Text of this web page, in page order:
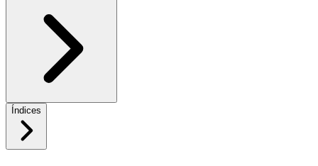
Índices